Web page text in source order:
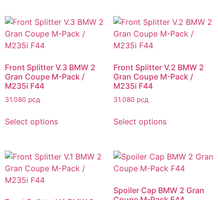
Front Splitter V.3 BMW 2
Gran Coupe M-Pack /
M235i F44
31.080 рсд
Select options
Front Splitter V.2 BMW 2
Gran Coupe M-Pack /
M235i F44
31.080 рсд
Select options
Spoiler Cap BMW 2 Gran